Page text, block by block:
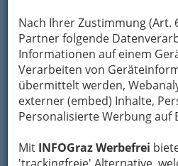
Nach Ihrer Zustimmung (Art.
Partner folgende
Informationen auf einem
Verarbeiten von
übermittelt werden,
externer (embed) Inhalte,
Personalisierte Werbung auf
Mit INFOGraz Werbefrei
Welche App kann Ihnen
Schritt-für-Schritt-
beispielsweise bei einem
zum Notruf im Ausland?